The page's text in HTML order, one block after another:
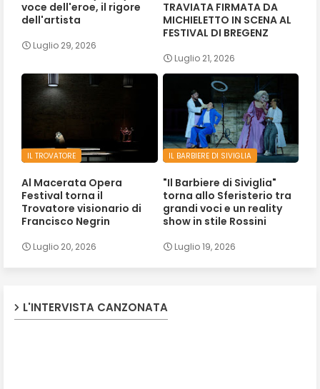
voce dell'eroe, il rigore
dell'artista
Luglio 29, 2026
TRAVIATA FIRMATA DA
MICHIELETTO IN SCENA AL
FESTIVAL DI BREGENZ
Luglio 21, 2026
IL TROVATORE
Al Macerata Opera
Festival torna il
Trovatore visionario di
Francisco Negrin
Luglio 20, 2026
IL BARBIERE DI SIVIGLIA
"Il Barbiere di Siviglia"
torna allo Sferisterio tra
grandi voci e un reality
show in stile Rossini
Luglio 19, 2026
L'INTERVISTA CANZONATA